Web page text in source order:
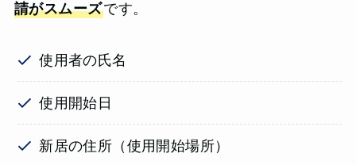
請がスムーズです。
使用者の氏名
使用開始日
新居の住所（使用開始場所）